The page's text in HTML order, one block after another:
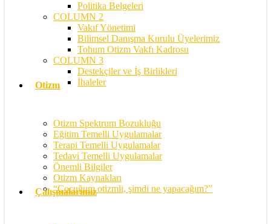
Politika Belgeleri
COLUMN 2
Vakıf Yönetimi
Bilimsel Danışma Kurulu Üyelerimiz
Tohum Otizm Vakfı Kadrosu
COLUMN 3
Destekçiler ve İş Birlikleri
İhaleler
Otizm
Otizm Spektrum Bozukluğu
Eğitim Temelli Uygulamalar
Terapi Temelli Uygulamalar
Tedavi Temelli Uygulamalar
Önemli Bilgiler
Otizm Kaynakları
“Çocuğum otizmli, şimdi ne yapacağım?”
Çalışmalarımız